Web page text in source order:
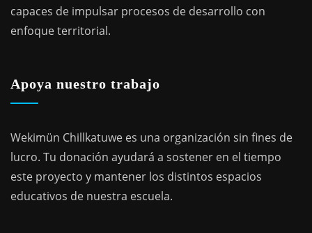
capaces de impulsar procesos de desarrollo con
enfoque territorial.
Apoya nuestro trabajo
Wekimün Chillkatuwe es una organización sin fines de
lucro. Tu donación ayudará a sostener en el tiempo
este proyecto y mantener los distintos espacios
educativos de nuestra escuela.